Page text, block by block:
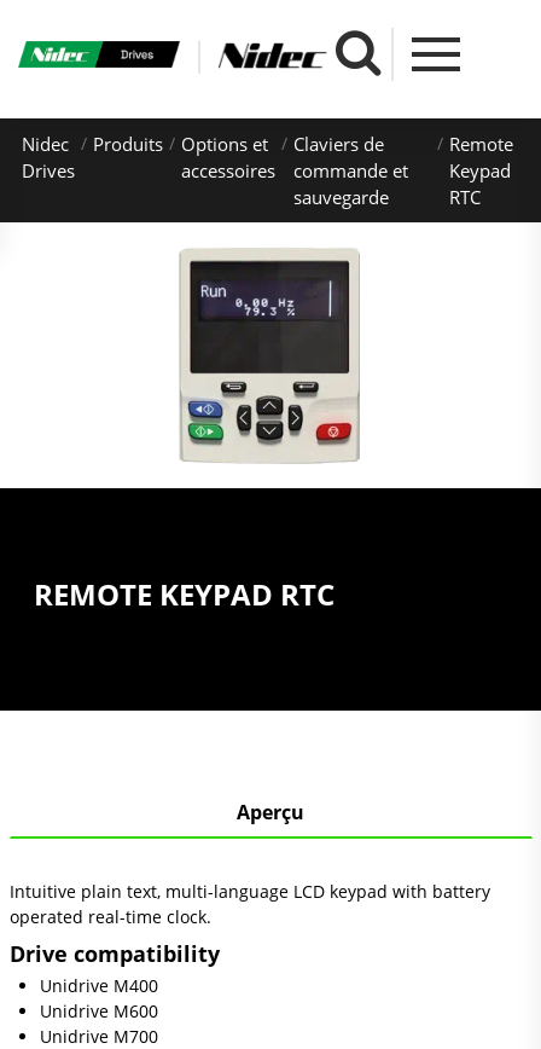
Nidec
Drives
Produits
Options et
accessoires
Claviers de
commande et
sauvegarde
Remote
Keypad
RTC
REMOTE KEYPAD RTC
Aperçu
Intuitive plain text, multi-language LCD keypad with battery
operated real-time clock.
Drive compatibility
Unidrive M400
Unidrive M600
Unidrive M700